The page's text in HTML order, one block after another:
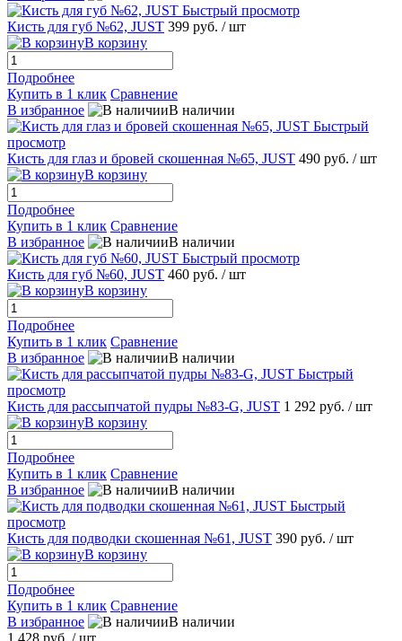
Быстрый просмотр
Кисть для губ №62, JUST 399 руб. / шт
В корзину
Подробнее
Купить в 1 клик Сравнение
В избранное
В наличии
Быстрый
просмотр
Кисть для глаз и бровей скошенная №65, JUST 490 руб. / шт
В корзину
Подробнее
Купить в 1 клик Сравнение
В избранное
В наличии
Быстрый просмотр
Кисть для губ №60, JUST 460 руб. / шт
В корзину
Подробнее
Купить в 1 клик Сравнение
В избранное
В наличии
Быстрый
просмотр
Кисть для рассыпчатой пудры №83-G, JUST 1 292 руб. / шт
В корзину
Подробнее
Купить в 1 клик Сравнение
В избранное
В наличии
Быстрый
просмотр
Кисть для подводки скошенная №61, JUST 390 руб. / шт
В корзину
Подробнее
Купить в 1 клик Сравнение
В избранное
В наличии